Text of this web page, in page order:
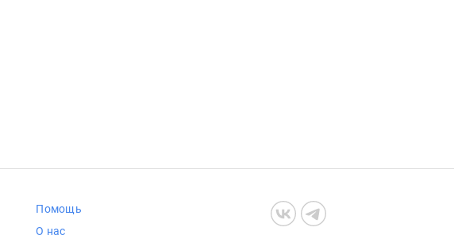
Помощь
О нас